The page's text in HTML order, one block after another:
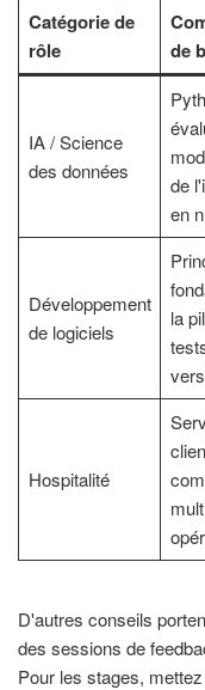
Catégorie de
rôle
de
IA / Science
des données
de
en
Développement
de logiciels
la
Hospitalité
D'autres conseils
des sessions de
Pour les stages,